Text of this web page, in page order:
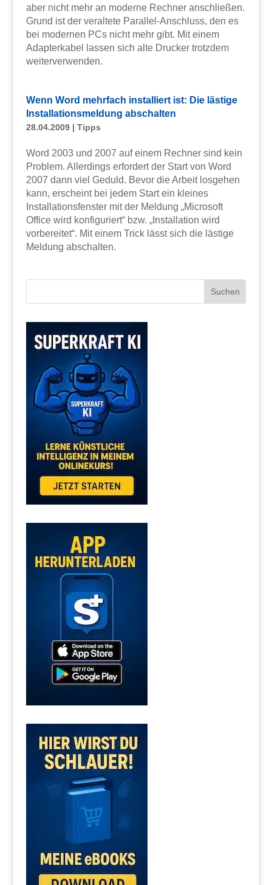
aber nicht mehr an moderne Rechner anschließen.
Grund ist der veraltete Parallel-Anschluss, den es
bei modernen PCs nicht mehr gibt. Mit einem
Adapterkabel lassen sich alte Drucker trotzdem
weiterverwenden.
Wenn Word mehrfach installiert ist: Die lästige
Installationsmeldung abschalten
28.04.2009| Tipps
Word 2003 und 2007 auf einem Rechner sind kein
Problem. Allerdings erfordert der Start von Word
2007 dann viel Geduld. Bevor die Arbeit losgehen
kann, erscheint bei jedem Start ein kleines
Installationsfenster mit der Meldung „Microsoft
Office wird konfiguriert“ bzw. „Installation wird
vorbereitet“. Mit einem Trick lässt sich die lästige
Meldung abschalten.